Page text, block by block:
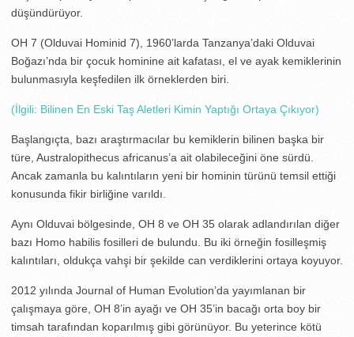
düşündürüyor.
OH 7 (Olduvai Hominid 7), 1960’larda Tanzanya’daki Olduvai
Boğazı’nda bir çocuk hominine ait kafatası, el ve ayak kemiklerinin
bulunmasıyla keşfedilen ilk örneklerden biri.
(İlgili: Bilinen En Eski Taş Aletleri Kimin Yaptığı Ortaya Çıkıyor)
Başlangıçta, bazı araştırmacılar bu kemiklerin bilinen başka bir
türe, Australopithecus africanus’a ait olabileceğini öne sürdü.
Ancak zamanla bu kalıntıların yeni bir hominin türünü temsil ettiği
konusunda fikir birliğine varıldı.
Aynı Olduvai bölgesinde, OH 8 ve OH 35 olarak adlandırılan diğer
bazı Homo habilis fosilleri de bulundu. Bu iki örneğin fosilleşmiş
kalıntıları, oldukça vahşi bir şekilde can verdiklerini ortaya koyuyor.
2012 yılında Journal of Human Evolution’da yayımlanan bir
çalışmaya göre, OH 8’in ayağı ve OH 35’in bacağı orta boy bir
timsah tarafından koparılmış gibi görünüyor. Bu yeterince kötü